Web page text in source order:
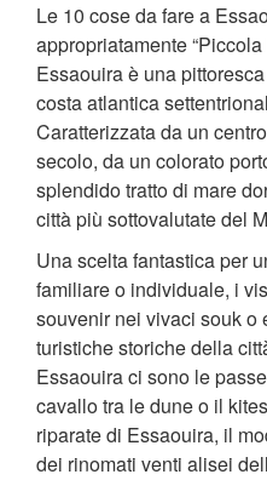
Le 10 cose da fare a
appropriatamente
Essaouira è una
costa atlantica
Caratterizzata da un
secolo, da un colorato
splendido tratto di mare
città più sottovalutate del
Una scelta fantastica per
familiare o individuale, i
souvenir nei vivaci souk o
turistiche storiche della
Essaouira ci sono le
cavallo tra le dune o il
riparate di Essaouira, il
dei rinomati venti alisei